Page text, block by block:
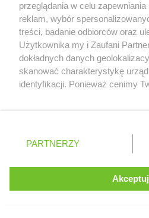
Czy uważasz, że
powinna mieć
TAK
Serwis internetowy, z którego
cookies. Są to pliki
końcowych osób
administrowania
Dowiedz się więcej o
przeglądania w celu
reklam, wybór
treści, badanie odbiorców oraz
Użytkownika my i Zaufani
dokładnych danych
skanować charakterystykę
identyfikacji. Ponieważ cenimy
prywatności znajdujący się w
. Niektóre rodzaje
takiemu przetwarzaniu.
zastosowania tylko na tej
PARTNERZY